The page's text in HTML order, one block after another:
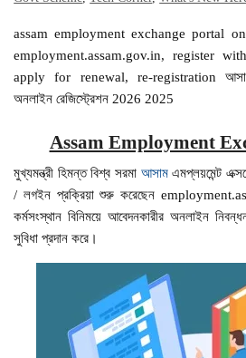
assam employment exchange portal
employment.assam.gov.in, register
apply for renewal, re-registration আসাম
অনলাইন রেজিস্ট্রেশন 2026 2025
Assam Employment
মুখ্যমন্ত্রী হিমন্ত বিশ্ব সরমা আসামএমপ্লয়মেন্ট
/ লগইন প্রক্রিয়া শুরু করেছেন
কর্মসংস্থান বিনিময়ে আবেদনকারীর অনলাইন
সুবিধা প্রদান করে।